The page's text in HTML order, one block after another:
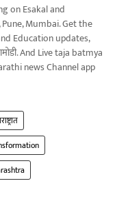
on Esakal and
Mumbai. Get the
Education updates,
And Live taja batmya
news Channel app